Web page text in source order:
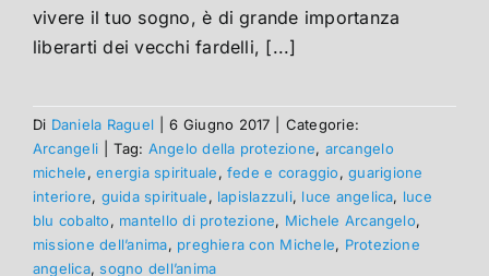
vivere il tuo sogno, è di grande importanza
liberarti dei vecchi fardelli, [...]
Di Daniela Raguel 6 Giugno 2017
Categorie:
Arcangeli
Tag: Angelo della protezione, arcangelo
michele,energia spirituale, fede e coraggio,guarigione
interiore, guida spirituale, lapislazzuli, luce angelica, luce
blu cobalto, mantello di protezione, Michele Arcangelo,
missione dell’anima, preghiera con Michele, Protezione
angelica,sogno dell’anima